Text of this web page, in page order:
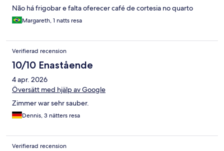
Não há frigobar e falta oferecer café de cortesia no quarto
Margareth, 1 natts resa
Verifierad recension
10/10 Enastående
4 apr. 2026
Översätt med hjälp av Google
Zimmer war sehr sauber.
Dennis, 3 nätters resa
Verifierad recension